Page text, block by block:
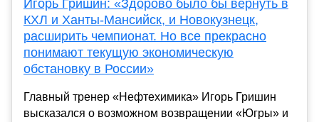
Игорь Гришин: «Здорово было бы вернуть в
КХЛ и Ханты-Мансийск, и Новокузнецк,
расширить чемпионат. Но все прекрасно
понимают текущую экономическую
обстановку в России»
Главный тренер «Нефтехимика» Игорь Гришин
высказался о возможном возвращении «Югры» и